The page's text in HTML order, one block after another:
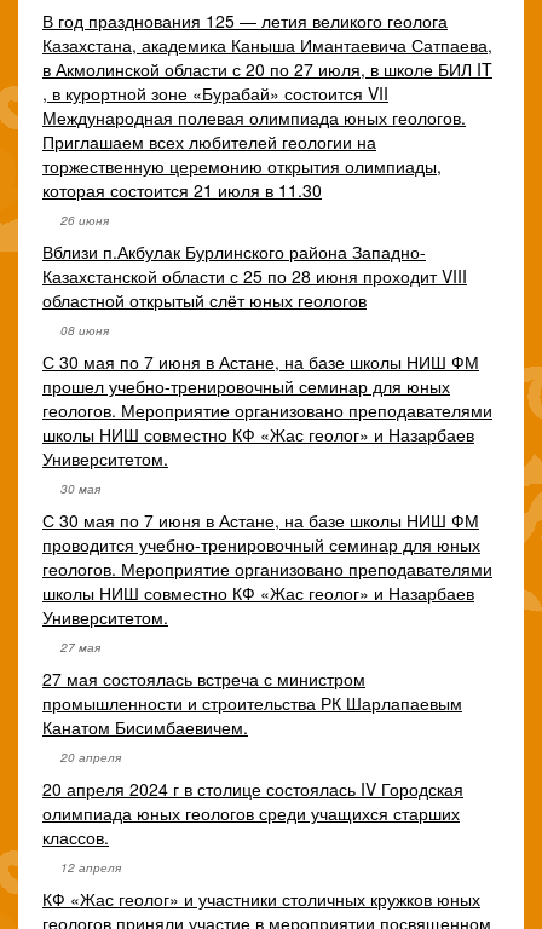
В год празднования 125 — летия великого геолога
Казахстана, академика Каныша Имантаевича Сатпаева,
в Акмолинской области с 20 по 27 июля, в школе БИЛ IT
, в курортной зоне «Бурабай» состоится VII
Международная полевая олимпиада юных геологов.
Приглашаем всех любителей геологии на
торжественную церемонию открытия олимпиады,
которая состоится 21 июля в 11.30
26 июня
Вблизи п.Акбулак Бурлинского района Западно-
Казахстанской области с 25 по 28 июня проходит VIII
областной открытый слёт юных геологов
08 июня
С 30 мая по 7 июня в Астане, на базе школы НИШ ФМ
прошел учебно-тренировочный семинар для юных
геологов. Мероприятие организовано преподавателями
школы НИШ совместно КФ «Жас геолог» и Назарбаев
Университетом.
30 мая
С 30 мая по 7 июня в Астане, на базе школы НИШ ФМ
проводится учебно-тренировочный семинар для юных
геологов. Мероприятие организовано преподавателями
школы НИШ совместно КФ «Жас геолог» и Назарбаев
Университетом.
27 мая
27 мая состоялась встреча с министром
промышленности и строительства РК Шарлапаевым
Канатом Бисимбаевичем.
20 апреля
20 апреля 2024 г в столице состоялась IV Городская
олимпиада юных геологов среди учащихся старших
классов.
12 апреля
КФ «Жас геолог» и участники столичных кружков юных
геологов приняли участие в мероприятии посвященном